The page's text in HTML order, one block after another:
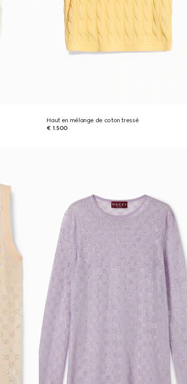
Haut en mélange de coton tressé
€ 1.500